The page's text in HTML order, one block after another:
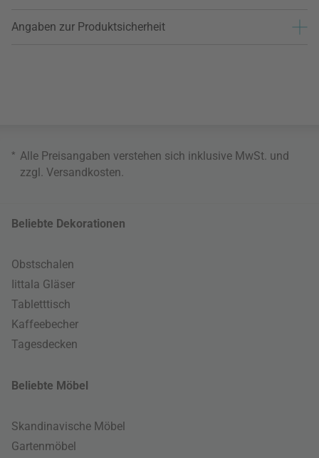
Angaben zur Produktsicherheit
* Alle Preisangaben verstehen sich inklusive MwSt. und
zzgl. Versandkosten
Beliebte Dekorationen
Obstschalen
Iittala Gläser
Tabletttisch
Kaffeebecher
Tagesdecken
Beliebte Möbel
Skandinavische Möbel
Gartenmöbel